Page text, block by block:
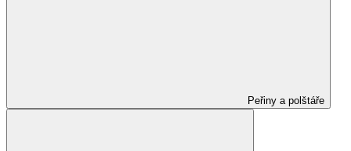
Peřiny a polštáře